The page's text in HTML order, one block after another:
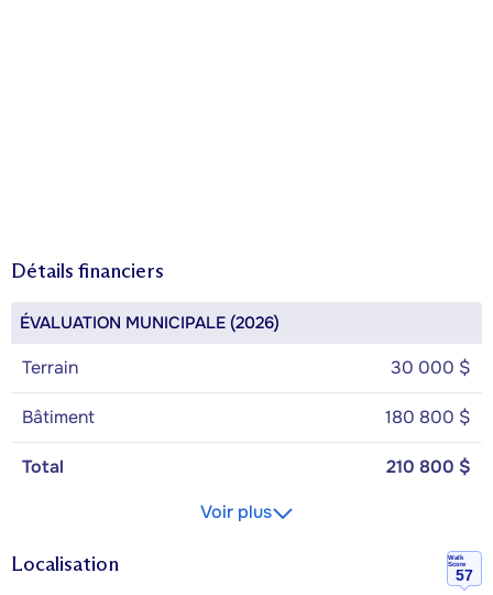
Détails financiers
ÉVALUATION MUNICIPALE (2026)
Terrain 30 000 $
Bâtiment 180 800 $
Total
210 800 $
Voir plus
Localisation
Walk
Score
57